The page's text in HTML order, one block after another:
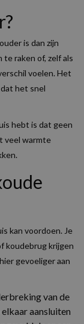
is dan zijn
te raken of, zelf als
voelen. Het
het snel
hebt is dat geen
veel warmte
kan voordoen. Je
koudebrug krijgen
gevoeliger aan
van de
aansluiten